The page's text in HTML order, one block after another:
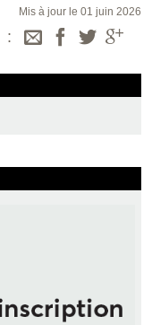
Mis à jour le 01 juin 2026